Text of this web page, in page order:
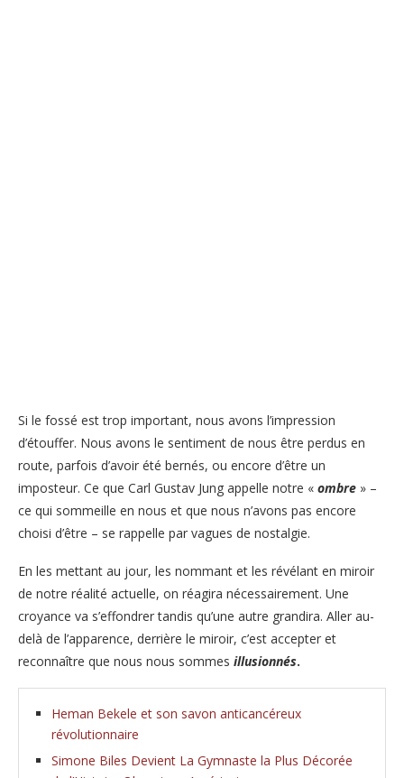
Si le fossé est trop important, nous avons l’impression
d’étouffer. Nous avons le sentiment de nous être perdus en
route, parfois d’avoir été bernés, ou encore d’être un
imposteur. Ce que Carl Gustav Jung appelle notre « ombre » –
ce qui sommeille en nous et que nous n’avons pas encore
choisi d’être – se rappelle par vagues de nostalgie.
En les mettant au jour, les nommant et les révélant en miroir
de notre réalité actuelle, on réagira nécessairement. Une
croyance va s’effondrer tandis qu’une autre grandira. Aller au-
delà de l’apparence, derrière le miroir, c’est accepter et
reconnaître que nous nous sommes illusionnés.
Heman Bekele et son savon anticancéreux
révolutionnaire
Simone Biles Devient La Gymnaste la Plus Décorée